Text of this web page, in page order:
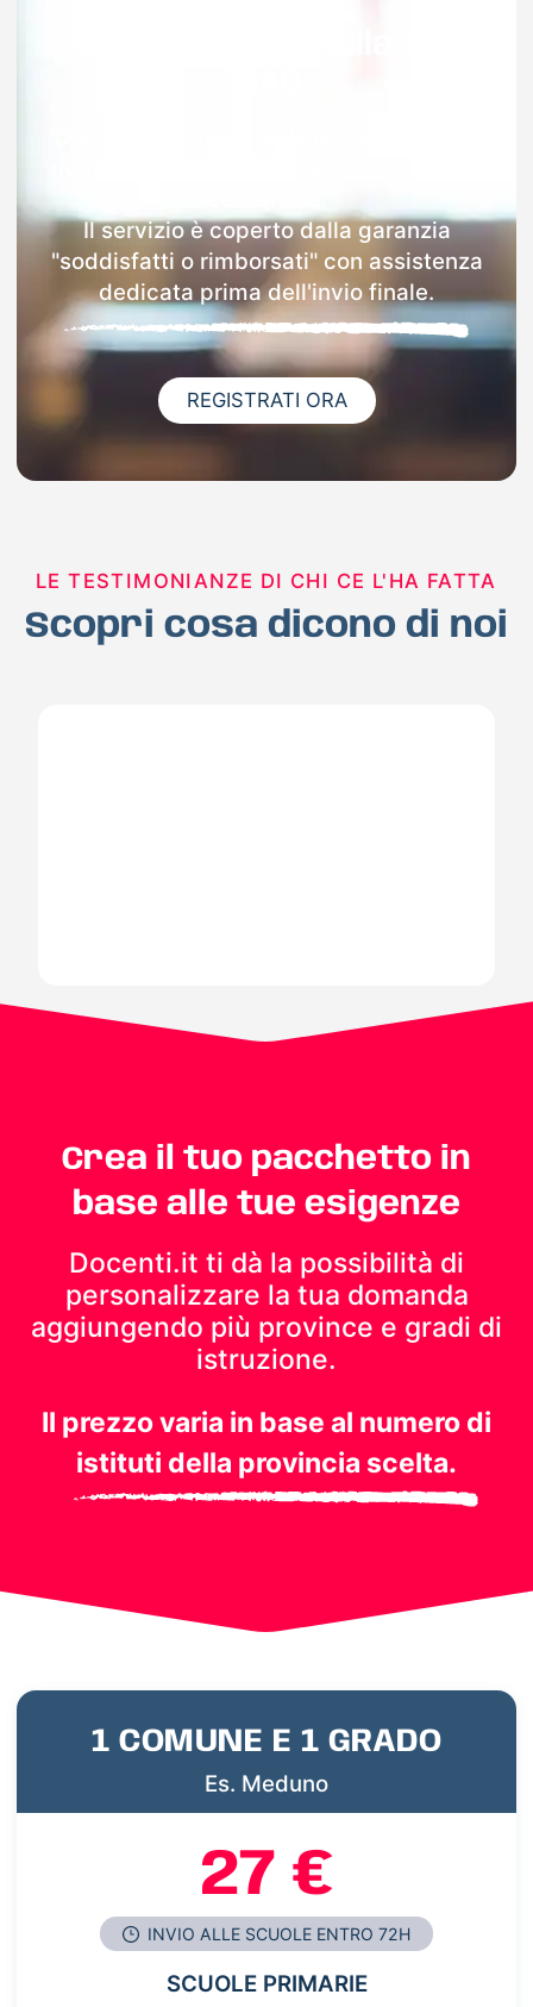
Il servizio è coperto dalla garanzia
"soddisfatti o rimborsati" con assistenza
dedicata prima dell'invio finale.
REGISTRATI ORA
LE TESTIMONIANZE DI CHI CE L'HA FATTA
Scopri cosa dicono di noi
Crea il tuo pacchetto in
base alle tue esigenze
Docenti.it ti dà la possibilità di
personalizzare la tua domanda
aggiungendo più province e gradi di
istruzione.
Il prezzo varia in base al numero di
istituti della provincia scelta.
1 COMUNE E 1 GRADO
Es. Meduno
27 €
INVIO ALLE SCUOLE ENTRO 72H
SCUOLE PRIMARIE